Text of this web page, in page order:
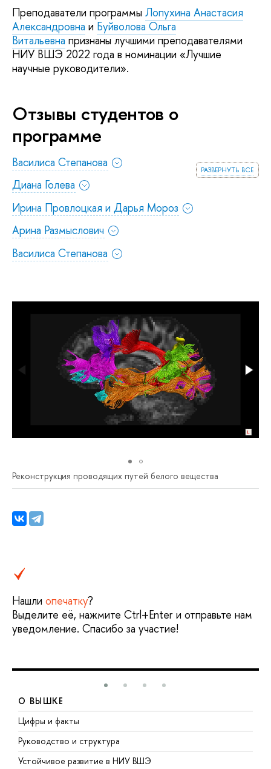
Преподаватели программы Лопухина Анастасия
Александровна и Буйволова Ольга
Витальевна признаны лучшими преподавателями
НИУ ВШЭ 2022 года в номинации «Лучшие
научные руководители».
Отзывы студентов о
программе
развернуть все
Василиса Степанова
Диана Голева
Ирина Провлоцкая и Дарья Мороз
Арина Размыслович
Василиса Степанова
Реконструкция проводящих путей белого вещества
Нашли опечатку?
Выделите её, нажмите Ctrl+Enter и отправьте нам
уведомление. Спасибо за участие!
О ВЫШКЕ
Цифры и факты
Руководство и структура
Устойчивое развитие в НИУ ВШЭ